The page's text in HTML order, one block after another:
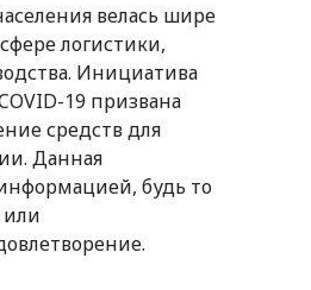
велась шире
логистики,
Инициатива
19 призвана
средств для
Данная
будь то
или